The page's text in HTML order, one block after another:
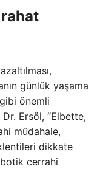
rahat
günlük yaşama
önemli
Ersöl, “Elbette,
müdahale,
dikkate
cerrahi